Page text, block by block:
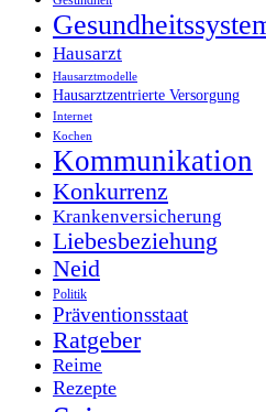
Hausarzt
Hausarztmodelle
Hausarztzentrierte Versorgung
Internet
Kochen
Kommunikation
Konkurrenz
Krankenversicherung
Liebesbeziehung
Neid
Politik
Präventionsstaat
Ratgeber
Reime
Rezepte